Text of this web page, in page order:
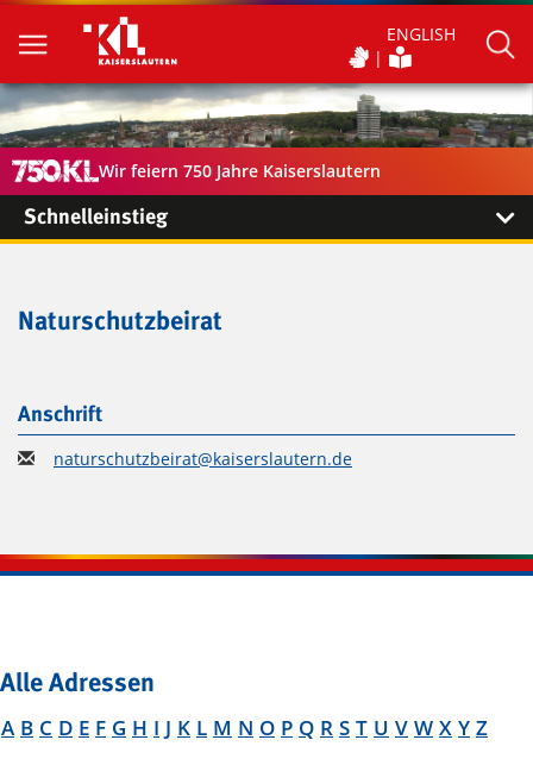
ENGLISH
Wir feiern 750 Jahre Kaiserslautern
Schnelleinstieg
Naturschutzbeirat
Anschrift
naturschutzbeirat@kaiserslautern.de
Alle Adressen
A B C D E F G H I J K L M N O P Q R S T U V W X Y Z